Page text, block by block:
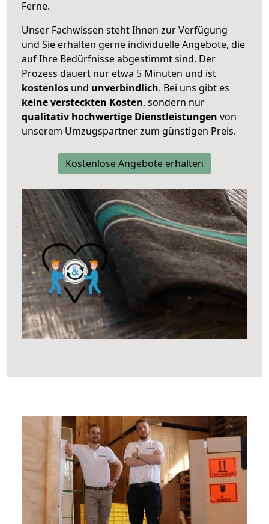
Ferne.
Unser Fachwissen steht Ihnen zur Verfügung
und Sie erhalten gerne individuelle Angebote, die
auf Ihre Bedürfnisse abgestimmt sind. Der
Prozess dauert nur etwa 5 Minuten und ist
kostenlos und unverbindlich. Bei uns gibt es
keine versteckten Kosten, sondern nur
qualitativ hochwertige Dienstleistungen von
unserem Umzugspartner zum günstigen Preis.
Kostenlose Angebote erhalten